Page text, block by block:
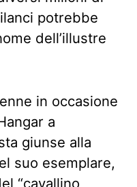
potrebbe
dell’illustre
in occasione
a
giunse alla
suo esemplare,
“cavallino